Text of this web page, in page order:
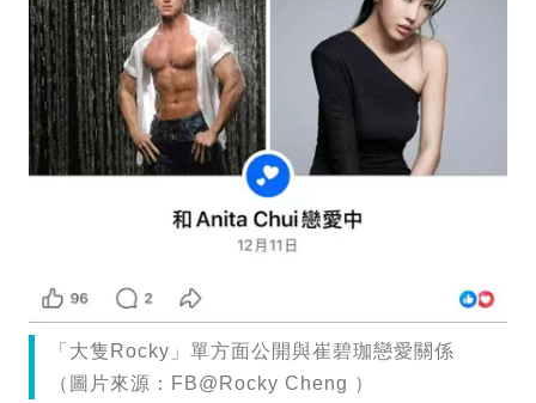
「大隻Rocky」單方面公開與崔碧珈戀愛關係
（圖片來源：FB@Rocky Cheng ）